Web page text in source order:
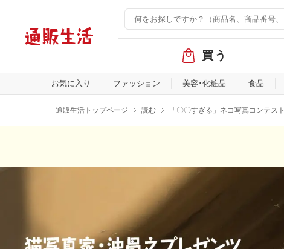
バ
ル
メ
買う
お気に入り ファッション 美容･化粧品 食品
通販生活トップページ 読む 「〇〇すぎる」ネコ写真コンテスト